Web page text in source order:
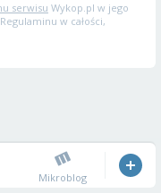
serwisu Wykop.pl w jego
w całości,
Mikroblog